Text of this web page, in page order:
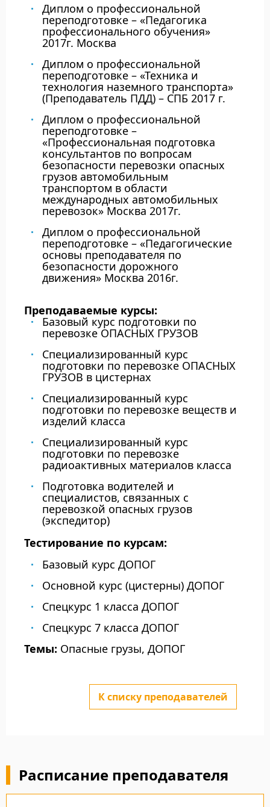
Диплом о профессиональной
переподготовке – «Педагогика
профессионального обучения»
2017г. Москва
Диплом о профессиональной
переподготовке – «Техника и
технология наземного транспорта»
(Преподаватель ПДД) – СПБ 2017 г.
Диплом о профессиональной
переподготовке –
«Профессиональная подготовка
консультантов по вопросам
безопасности перевозки опасных
грузов автомобильным
транспортом в области
международных автомобильных
перевозок» Москва 2017г.
Диплом о профессиональной
переподготовке – «Педагогические
основы преподавателя по
безопасности дорожного
движения» Москва 2016г.
Преподаваемые курсы:
Базовый курс подготовки по
перевозке ОПАСНЫХ ГРУЗОВ
Специализированный курс
подготовки по перевозке ОПАСНЫХ
ГРУЗОВ в цистернах
Специализированный курс
подготовки по перевозке веществ и
изделий класса
Специализированный курс
подготовки по перевозке
радиоактивных материалов класса
Подготовка водителей и
специалистов, связанных с
перевозкой опасных грузов
(экспедитор)
Тестирование по курсам:
Базовый курс ДОПОГ
Основной курс (цистерны) ДОПОГ
Спецкурс 1 класса ДОПОГ
Спецкурс 7 класса ДОПОГ
Темы: Опасные грузы, ДОПОГ
К списку преподавателей
Расписание преподавателя